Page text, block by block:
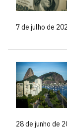
7 de julho de
28 de junho de